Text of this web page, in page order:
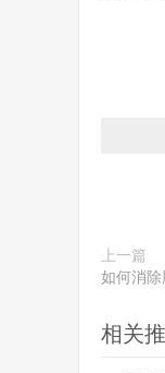
上一篇
如何消除
相关